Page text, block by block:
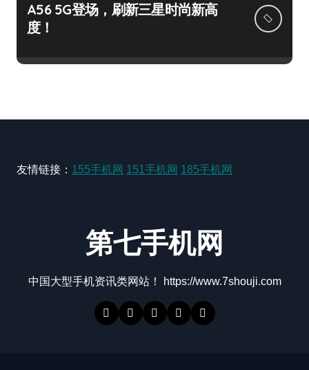
A56 5G登场，刷新三星时尚新高
度！
友情链接： 155手机网 151手机网 185手机网
第七手机网
中国大型手机资讯类网站！ https://www.7shouji.com